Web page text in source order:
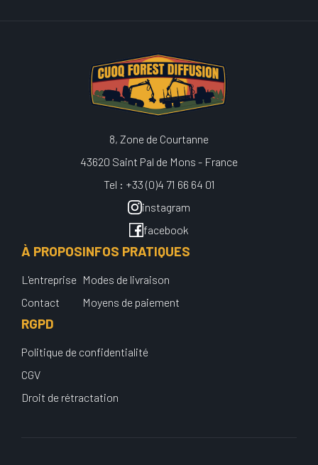
8, Zone de Courtanne
43620 Saint Pal de Mons - France
Tel : +33 (0)4 71 66 64 01
instagram
facebook
À PROPOS
L'entreprise
Contact
INFOS PRATIQUES
Modes de livraison
Moyens de paiement
RGPD
Politique de confidentialité
CGV
Droit de rétractation